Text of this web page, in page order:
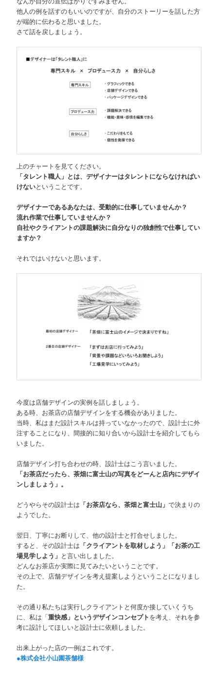
他人の例を話すのもいいのですが、自分のストーリーを話した方
が端的に伝わると思いました。
さて話を戻しましょう。
上のチャートを見てください。
「タレント職人」とは、デザイナーはタレントにならなければい
けないということです。
デザイナーであるあなたは、受動的に仕事していませんか？
流れ作業で仕事していませんか？
自社やクライアントの課題解決に自分なりの独創性で仕事してい
ますか？
それではいけないと思います。
今度は店舗デザインの実例を話しましょう。
ある時、お茶店の店舗デザインをする機会がありました。
当時、私はまだ設計スキルは持っていなかったので、設計士に外
注することになり、間接的に知り合いから設計士を紹介してもら
いました。
店舗デザイン打ち合わせの時、設計士はこう言いました。
「お茶店だったら、茶畑に富士山の写真をどーんと店内にデザイ
ンしましょう」。
どうやらその設計士は 「お茶店なら、茶畑と富士山」で決まりの
ようでした。
翌日、丁寧にお断りして、他の設計士と打合せしました。
すると、その設計士は 「クライアントを取材しよう」「お茶の工
場見学しよう」 と言い出しました。
どんなお茶店か実際に見てみたいということです。
その上で、店舗デザインを考え提案しようということになりまし
た。
その通り私たちは実行しクライアントと何度か接していくうち
に、私は「重快感」というデザインコンセプトを考え、それを参
考に設計してほしいと設計士に依頼しました。
出来上がった店の一例はこれです。
●株式会社小山園茶舗様